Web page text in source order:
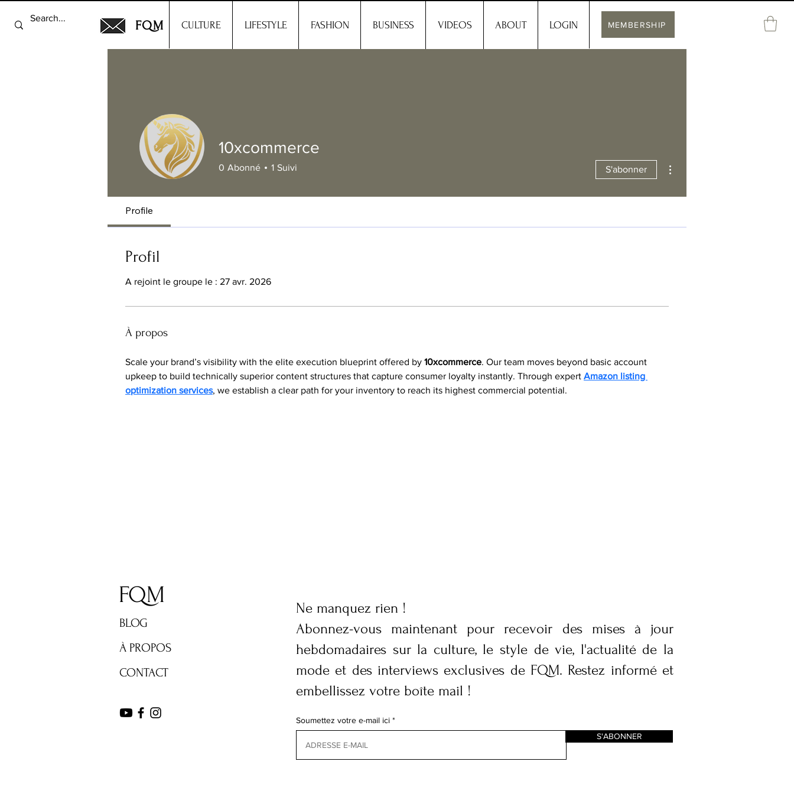
FQM CULTURE LIFESTYLE FASHION BUSINESS VIDEOS ABOUT LOGIN MEMBERSHIP
10xcommerce
0 Abonné 1 Suivi S'abonner
Profile
Profil
A rejoint le groupe le : 27 avr. 2026
À propos
Scale your brand’s visibility with the elite execution blueprint offered by 10xcommerce. Our team moves beyond basic account
upkeep to build technically superior content structures that capture consumer loyalty instantly. Through expert Amazon listing
optimization services, we establish a clear path for your inventory to reach its highest commercial potential.
FQM
BLOG
À PROPOS
CONTACT
Ne manquez rien !
Abonnez-vous maintenant pour recevoir des mises à jour
hebdomadaires sur la culture, le style de vie, l'actualité de la
mode et des interviews exclusives de FQM. Restez informé et
embellissez votre boîte mail !
Soumettez votre e-mail ici
S'ABONNER